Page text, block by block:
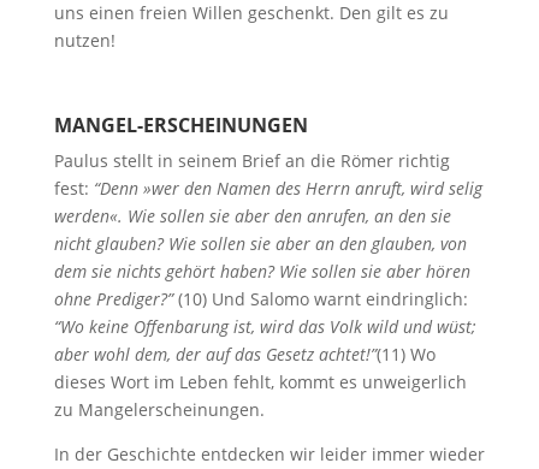
uns einen freien Willen geschenkt. Den gilt es zu
nutzen!
MANGEL-ERSCHEINUNGEN
Paulus stellt in seinem Brief an die Römer richtig
fest: “Denn »wer den Namen des Herrn anruft, wird selig
werden«. Wie sollen sie aber den anrufen, an den sie
nicht glauben? Wie sollen sie aber an den glauben, von
dem sie nichts gehört haben? Wie sollen sie aber hören
ohne Prediger?”(10) Und Salomo warnt eindringlich:
“Wo keine Offenbarung ist, wird das Volk wild und wüst;
aber wohl dem, der auf das Gesetz achtet!”(11) Wo
dieses Wort im Leben fehlt, kommt es unweigerlich
zu Mangelerscheinungen.
In der Geschichte entdecken wir leider immer wieder